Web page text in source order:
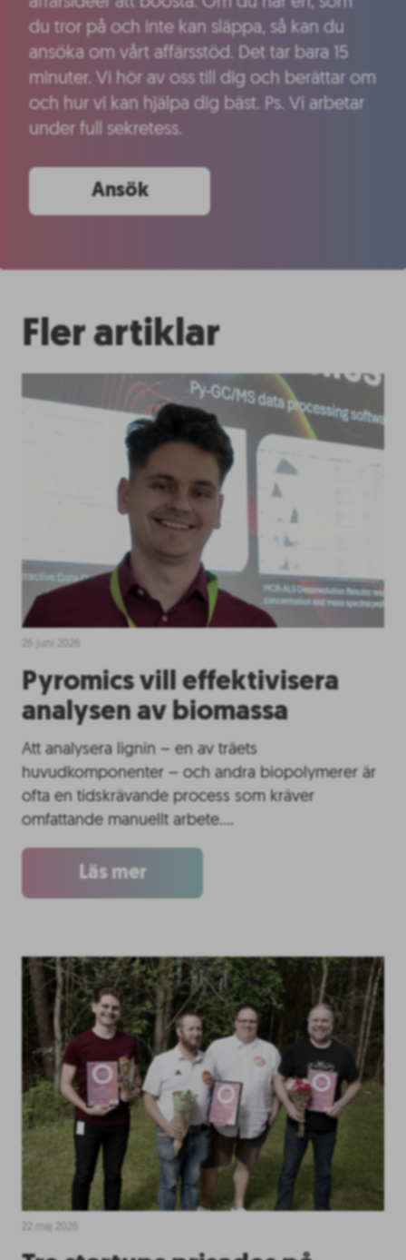
du tror på och inte kan släppa, så kan du
ansöka om vårt affärsstöd. Det tar bara 15
minuter. Vi hör av oss till dig och berättar om
och hur vi kan hjälpa dig bäst. Ps. Vi arbetar
under full sekretess.
Ansök
Fler artiklar
Pyromics vill effektivisera
analysen av biomassa
Att analysera lignin – en av träets
huvudkomponenter – och andra biopolymerer är
ofta en tidskrävande process som kräver
omfattande manuellt arbete….
Läs mer